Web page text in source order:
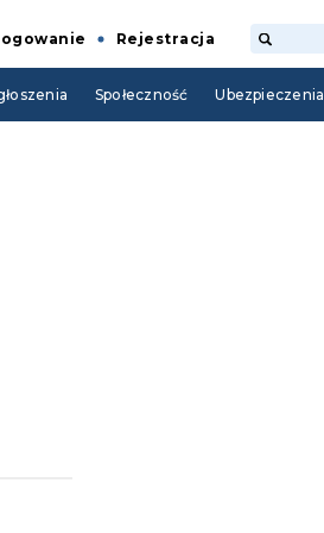
Rejestracja
Społeczność Ubezpieczenia